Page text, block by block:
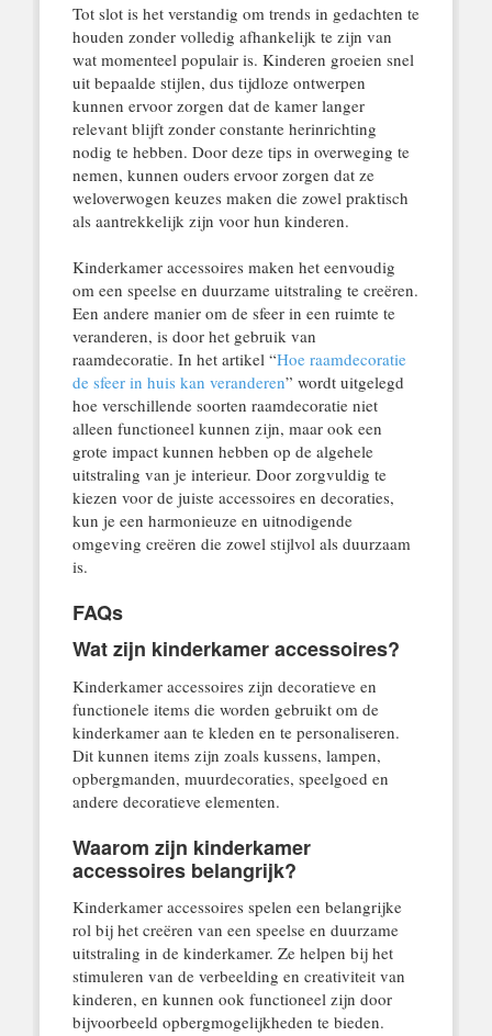
Tot slot is het verstandig om trends in gedachten te
houden zonder volledig afhankelijk te zijn van
wat momenteel populair is. Kinderen groeien snel
uit bepaalde stijlen, dus tijdloze ontwerpen
kunnen ervoor zorgen dat de kamer langer
relevant blijft zonder constante herinrichting
nodig te hebben. Door deze tips in overweging te
nemen, kunnen ouders ervoor zorgen dat ze
weloverwogen keuzes maken die zowel praktisch
als aantrekkelijk zijn voor hun kinderen.
Kinderkamer accessoires maken het eenvoudig
om een speelse en duurzame uitstraling te creëren.
Een andere manier om de sfeer in een ruimte te
veranderen, is door het gebruik van
raamdecoratie. In het artikel “Hoe raamdecoratie
de sfeer in huis kan veranderen” wordt uitgelegd
hoe verschillende soorten raamdecoratie niet
alleen functioneel kunnen zijn, maar ook een
grote impact kunnen hebben op de algehele
uitstraling van je interieur. Door zorgvuldig te
kiezen voor de juiste accessoires en decoraties,
kun je een harmonieuze en uitnodigende
omgeving creëren die zowel stijlvol als duurzaam
is.
FAQs
Wat zijn kinderkamer accessoires?
Kinderkamer accessoires zijn decoratieve en
functionele items die worden gebruikt om de
kinderkamer aan te kleden en te personaliseren.
Dit kunnen items zijn zoals kussens, lampen,
opbergmanden, muurdecoraties, speelgoed en
andere decoratieve elementen.
Waarom zijn kinderkamer
accessoires belangrijk?
Kinderkamer accessoires spelen een belangrijke
rol bij het creëren van een speelse en duurzame
uitstraling in de kinderkamer. Ze helpen bij het
stimuleren van de verbeelding en creativiteit van
kinderen, en kunnen ook functioneel zijn door
bijvoorbeeld opbergmogelijkheden te bieden.